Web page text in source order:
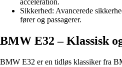
acceleration.
Sikkerhed: Avancerede
fører og passagerer.
BMW E32 – Klassisk
BMW E32 er en tidløs klassiker fra